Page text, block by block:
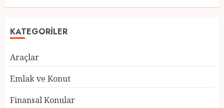
KATEGORILER
Araçlar
Emlak ve Konut
Finansal Konular
4